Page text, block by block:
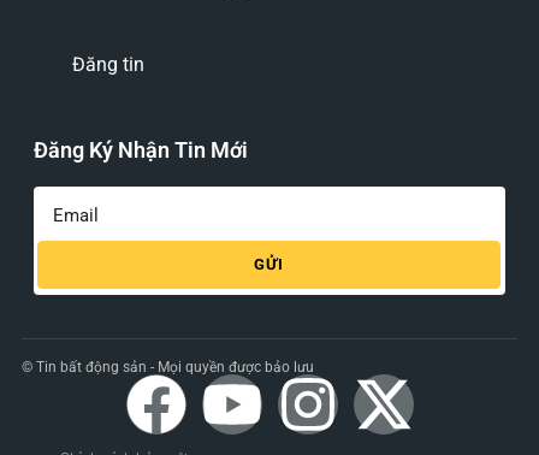
Đăng tin
Đăng Ký Nhận Tin Mới
GỬI
© Tin bất động sản - Mọi quyền được bảo lưu